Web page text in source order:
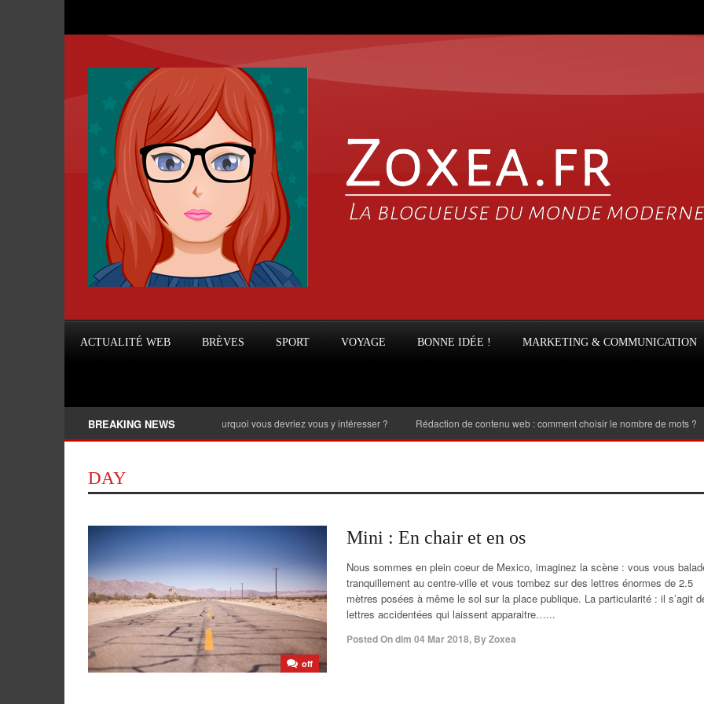
ACTUALITÉ WEB BRÈVES SPORT VOYAGE BONNE IDÉE ! MARKETING & COMMUNICATION
BREAKING NEWS
Banque privée, qu’est-ce que c’est et pourquoi vous devriez vous y intéresser ? Rédaction de contenu web : comment choisir le nombre de mots ?
DAY
off
Mini : En chair et en os
Nous sommes en plein coeur de Mexico, imaginez la scène : vous vous
tranquillement au centre-ville et vous tombez sur des lettres énormes de 2.5
mètres posées à même le sol sur la place publique. La particularité : il s’agit
lettres accidentées qui laissent apparaitre…...
Posted Ondim 04 Mar 2018, ByZoxea